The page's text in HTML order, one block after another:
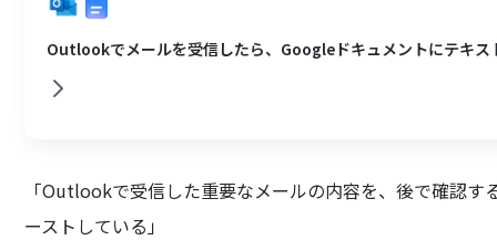
Outlookでメールを受信したら、Googleドキュメントにテキス
「Outlookで受信した重要なメールの内容を、後で確認
ーストしている」